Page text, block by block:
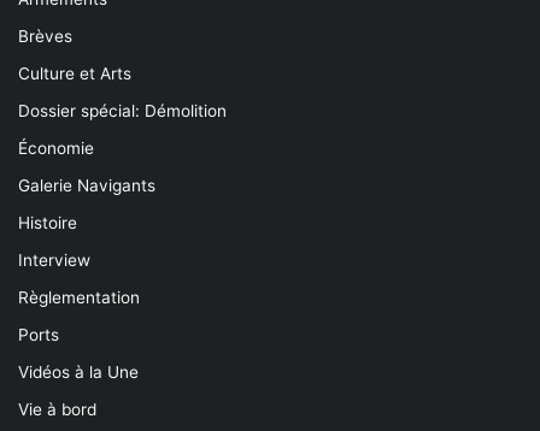
Brèves
Culture et Arts
Dossier spécial: Démolition
Économie
Galerie Navigants
Histoire
Interview
Règlementation
Ports
Vidéos à la Une
Vie à bord